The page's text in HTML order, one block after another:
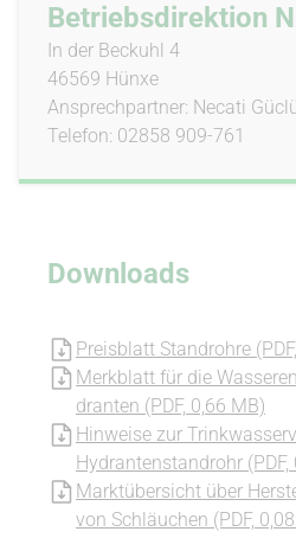
Betriebsdirektion
In der Beckuhl 4
46569 Hünxe
An­sprech­partner: Necati
Telefon: 02858 909-761
Downloads
Preisblatt Stan­drohre
Merkblatt für die
dranten (PDF, 0,66 MB)
Hinweise zur
Hy­dran­ten­standrohr (PDF,
Markt­übersicht über
von Schläuchen (PDF,